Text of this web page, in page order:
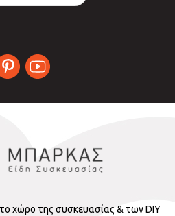
χώρο της συσκευασίας & των DIY